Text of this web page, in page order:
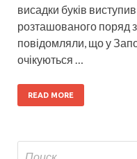
висадки буків
розташованого поряд
повідомляли, що у
очікуються …
READ MORE